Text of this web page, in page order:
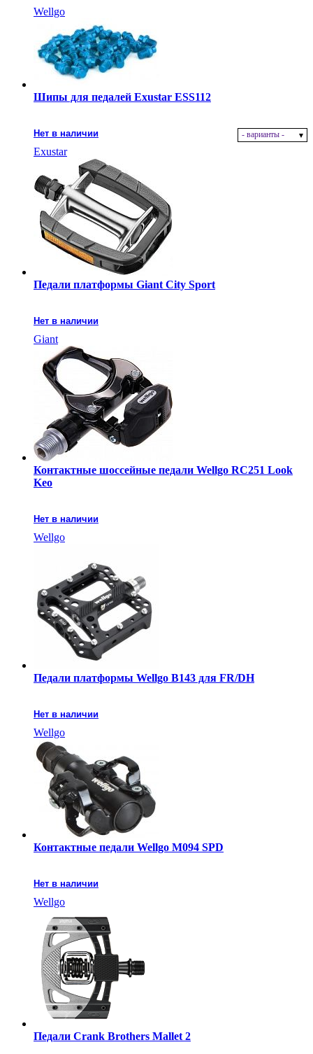
Wellgo
Шипы для педалей Exustar ESS112
Нет в наличии - варианты -
Exustar
Педали платформы Giant City Sport
Нет в наличии
Giant
Контактные шоссейные педали Wellgo RC251 Look
Keo
Нет в наличии
Wellgo
Педали платформы Wellgo B143 для FR/DH
Нет в наличии
Wellgo
Контактные педали Wellgo M094 SPD
Нет в наличии
Wellgo
Педали Crank Brothers Mallet 2